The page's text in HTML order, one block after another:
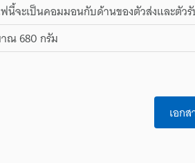
นี้จะเป็นคอมมอนกับด้านของตัวส่งและตัว
ณ 680 กรัม
เอก